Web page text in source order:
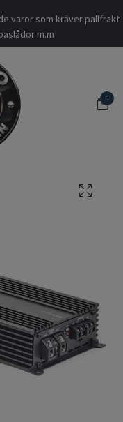
varor som kräver pallfrakt
m.m
0